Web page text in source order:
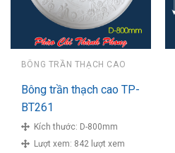
BÔNG TRẦN THẠCH CAO
Bông trần thạch cao TP-
BT261
Kích thước: D-800mm
Lượt xem: 842 lượt xem